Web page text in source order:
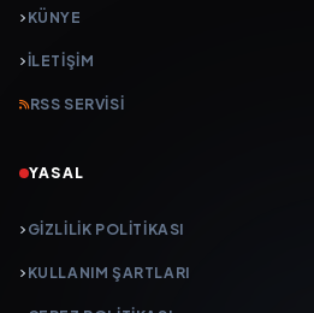
KÜNYE
İLETIŞIM
RSS SERVISI
YASAL
GIZLILIK POLITIKASI
KULLANIM ŞARTLARI